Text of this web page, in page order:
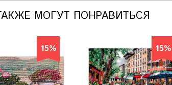
МОГУТ ПОНРАВИТЬСЯ
15% 15%